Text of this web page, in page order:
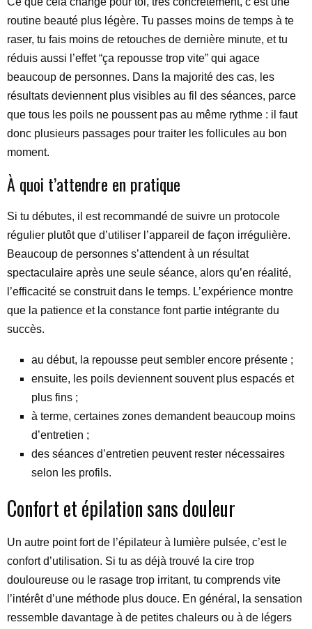
routine beauté plus légère. Tu passes moins de temps à te
raser, tu fais moins de retouches de dernière minute, et tu
réduis aussi l’effet “ça repousse trop vite” qui agace
beaucoup de personnes. Dans la majorité des cas, les
résultats deviennent plus visibles au fil des séances, parce
que tous les poils ne poussent pas au même rythme : il faut
donc plusieurs passages pour traiter les follicules au bon
moment.
À quoi t’attendre en pratique
Si tu débutes, il est recommandé de suivre un protocole
régulier plutôt que d’utiliser l’appareil de façon irrégulière.
Beaucoup de personnes s’attendent à un résultat
spectaculaire après une seule séance, alors qu’en réalité,
l’efficacité se construit dans le temps. L’expérience montre
que la patience et la constance font partie intégrante du
succès.
au début, la repousse peut sembler encore présente ;
ensuite, les poils deviennent souvent plus espacés et
plus fins ;
à terme, certaines zones demandent beaucoup moins
d’entretien ;
des séances d’entretien peuvent rester nécessaires
selon les profils.
Confort et épilation sans douleur
Un autre point fort de l’épilateur à lumière pulsée, c’est le
confort d’utilisation. Si tu as déjà trouvé la cire trop
douloureuse ou le rasage trop irritant, tu comprends vite
l’intérêt d’une méthode plus douce. En général, la sensation
ressemble davantage à de petites chaleurs ou à de légers